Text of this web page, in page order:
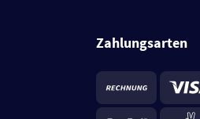
Zahlungsarten